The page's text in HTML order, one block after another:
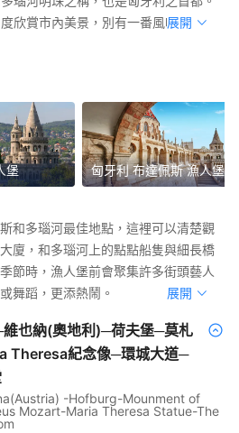
欣賞市內美景，別有一番風味。
展開
堡 匈牙利 布達佩斯 漁人堡
和多瑙河最佳地點，這裡可以清楚觀
廈，和多瑙河上的點點船隻與細長橋
節時，漁人堡前會聚集許多街頭藝人
舞蹈，更添熱鬧。
展開
也納(奧地利)─荷夫堡─莫札
Theresa紀念像─環城大道─
-Hofburg-Mounment of
Mozart-Maria Theresa Statue-The